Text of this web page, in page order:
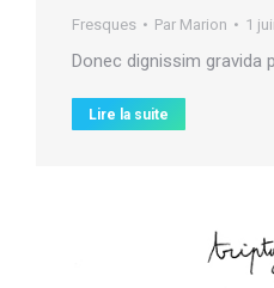
Fresques Par Marion 1
Donec dignissim gravida
Lire la suite